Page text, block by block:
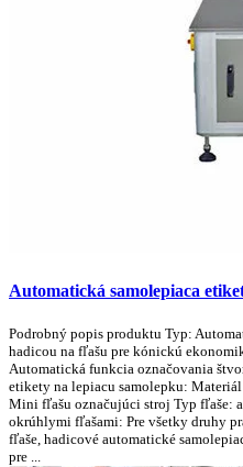
Automatická samolepiaca
Podrobný popis produktu Typ:
hadicou na fľašu pre kónickú
Automatická funkcia označovania
etikety na lepiacu samolepku:
Mini fľašu označujúci stroj Typ fľaše:
okrúhlymi fľašami: Pre všetky druhy
fľaše, hadicové automatické
pre ...